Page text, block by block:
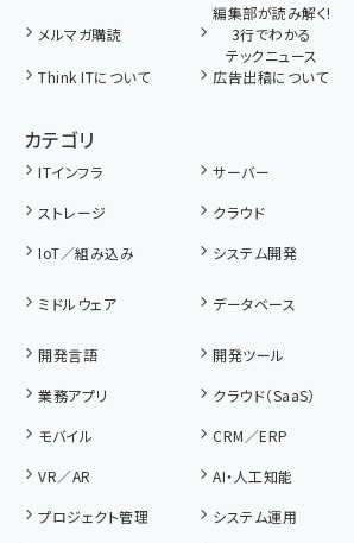
メルマガ購読
編集部が読み解く!
3行でわかる
テックニュース
Think ITについて 広告出稿について
カテゴリ
ITインフラ サーバー
ストレージ
クラウド
IoT／組み込み
システム開発
ミドルウェア データベース
開発言語
開発ツール
業務アプリ
クラウド（SaaS）
モバイル
CRM／ERP
VR／AR
AI・人工知能
プロジェクト管理
システム運用